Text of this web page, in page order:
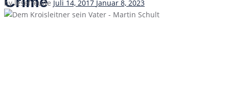
bylesefreude Posted
on
Juli 14, 2017 Januar 8, 2023